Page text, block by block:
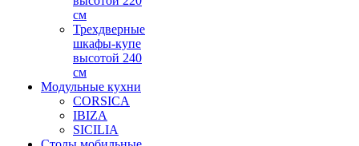
см
Трехдверные
шкафы-купе
высотой 240
см
Модульные кухни
CORSICA
IBIZA
SICILIA